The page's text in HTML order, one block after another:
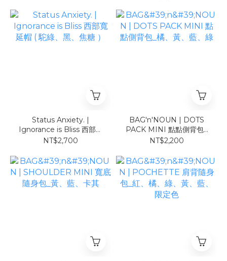
Status Anxiety. |
Ignorance is Bliss 西部寬
延帽 ( 駝綠、黑、焦糖 ）
NT$2,700
BAG'n'NOUN | DOTS
PACK MINI 點點側背包_
橘、黃、藍、綠
NT$2,200